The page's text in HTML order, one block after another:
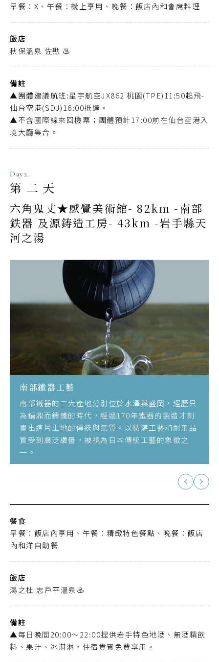
早餐：X、午餐：機上享用、晚餐：飯店內和會席料理
飯店
秋保溫泉 佐勘 ♨️
備註
▲團體建議航班:星宇航空JX862 桃園(TPE)11:50起飛-
仙台空港(SDJ)16:00抵達。
▲不含國際線來回機票；團體預計17:00前在仙台空港入
境大廳集合。
Day2.
第二天
六角鬼丈★感覺美術館- 82km -南部
鉄器 及源鋳造工房- 43km -岩手縣天
河之湯
南部鐵器工藝
南部鐵器的二大產地分別位於水澤與盛岡，經歷只
為鍋鼎而鑄鐵的時代，經過170年鐵器的製造才刻
畫出這片土地的傳統與氣質。以精湛工藝和耐用品
質受到廣泛讚譽，被視為日本傳統工藝的象徵之
一。
餐食
早餐：飯店內享用、午餐：精緻特色餐點、晚餐：飯店
內和洋自助餐
飯店
湯之杜 志戶平溫泉♨️
備註
▲每日晚間20:00〜22:00提供岩手特色地酒、無酒精飲
料、果汁、冰淇淋，住宿貴賓免費享用。